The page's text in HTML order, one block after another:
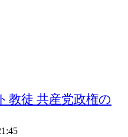
教徒 共産党政権の